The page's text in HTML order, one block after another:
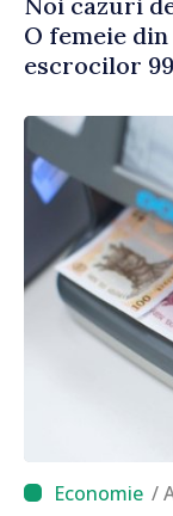
O femeie
escrocilor
/